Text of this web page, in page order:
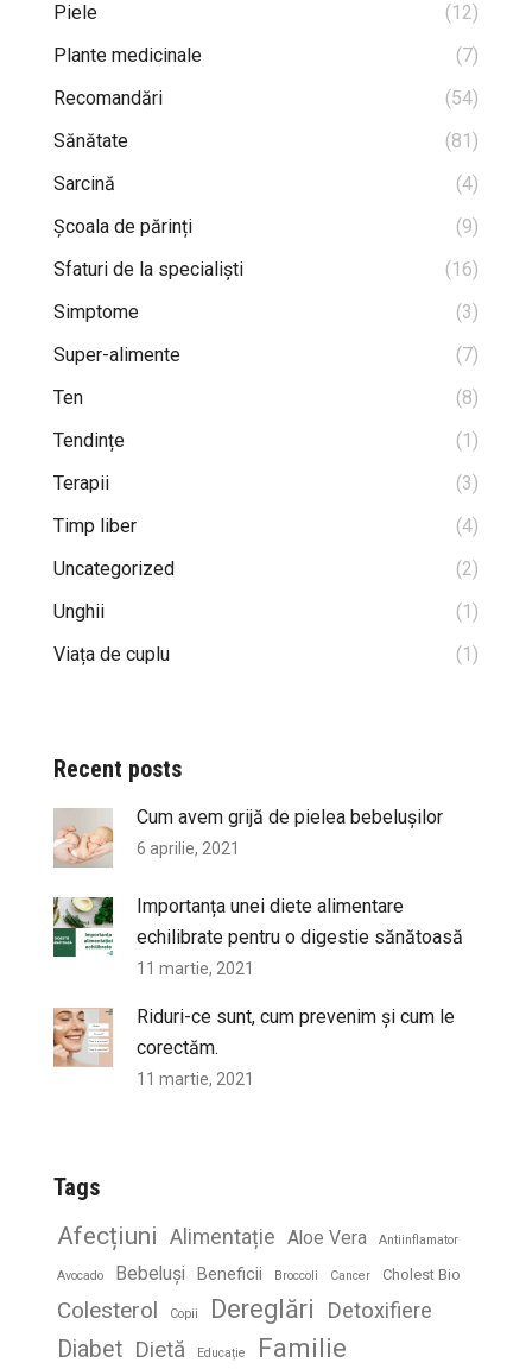
Piele
(12)
Plante medicinale
(7)
Recomandări
(54)
Sănătate
(81)
Sarcină
(4)
Școala de părinți
(9)
Sfaturi de la specialiști
(16)
Simptome
(3)
Super-alimente
(7)
Ten
(8)
Tendințe
(1)
Terapii
(3)
Timp liber
(4)
Uncategorized
(2)
Unghii
(1)
Viața de cuplu
(1)
Recent posts
Cum avem grijă de pielea bebelușilor
6 aprilie, 2021
Importanța unei diete alimentare
echilibrate pentru o digestie sănătoasă
11 martie, 2021
Riduri-ce sunt, cum prevenim și cum le
corectăm.
11 martie, 2021
Tags
Afecțiuni Alimentație Aloe Vera Antiinflamator
Avocado Bebeluși Beneficii Broccoli Cancer Cholest Bio
Colesterol Copii Dereglări Detoxifiere
Diabet Dietă Educație Familie